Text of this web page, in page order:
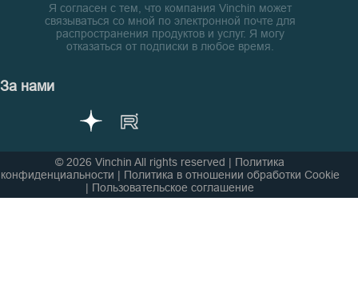
Я согласен с тем, что компания Vinchin может
связываться со мной по электронной почте для
распространения продуктов и услуг. Я могу
отказаться от подписки в любое время.
За нами
© 2026 Vinchin All rights reserved | Политика
конфиденциальности | Политика в отношении обработки Cookie
| Пользовательское соглашение